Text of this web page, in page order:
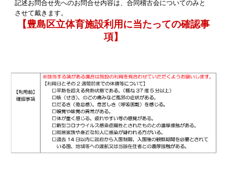
記述お問合せ先へのお問合せ内容は、合同稽古会についてのみと
させて戴きます。
【豊島区立体育施設利用に当たっての確認事
項】